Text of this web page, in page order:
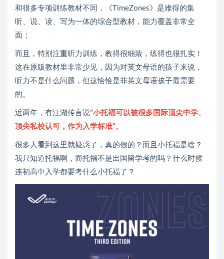
和很多专项训练教材不同，《TimeZones》是难得的集
听、说、读、写为一体的综合型教材，能力覆盖非常全
面；
而且，特别注重听力训练，教得很细致，练得也很扎实！
这在原版教材里非常少见，因为对英文母语的孩子来说，
听力不是什么问题，但这恰恰是非英文母语孩子最需要
的。
近两年，有江湖传言说“小托福可以被很多国际顶尖中学、
顶尖私校认可，作为入学标准”。
很多人看到这里就疑惑了，真的假的？而且小托福是啥？
我只知道托福啊，而托福不是出国留学考的吗？什么时候
连初高中入学都要考什么小托福了？